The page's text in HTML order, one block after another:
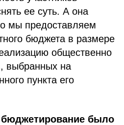
ее суть. А она
мы предоставляем
бюджета в размере
общественно
выбранных на
пункта его
бюджетирование было